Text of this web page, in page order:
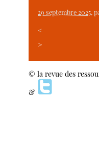
29 septembre 2025,
<
>
© la revue des
&